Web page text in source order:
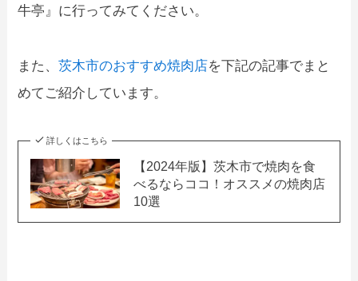
牛亭』に行ってみてください。
また、茨木市のおすすめ焼肉店を下記の記事でまと
めてご紹介しています。
詳しくはこちら
【2024年版】茨木市で焼肉を食
べるならココ！オススメの焼肉店
10選